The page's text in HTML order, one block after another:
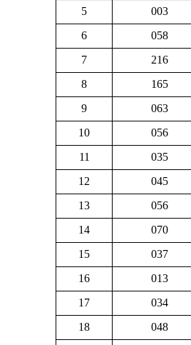
5
003
6
058
7
216
8
165
9
063
10
056
11
035
12
045
13
056
14
070
15
037
16
013
17
034
18
048